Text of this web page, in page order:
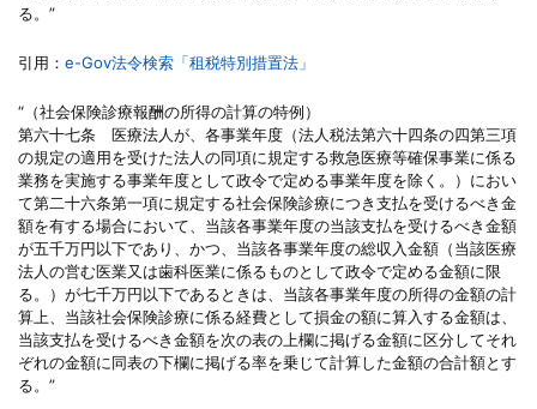
る。”
引用： e-Gov法令検索「租税特別措置法」
“（社会保険診療報酬の所得の計算の特例）
第六十七条 医療法人が、各事業年度（法人税法第六十四条の四第三項
の規定の適用を受けた法人の同項に規定する救急医療等確保事業に係る
業務を実施する事業年度として政令で定める事業年度を除く。）におい
て第二十六条第一項に規定する社会保険診療につき支払を受けるべき金
額を有する場合において、当該各事業年度の当該支払を受けるべき金額
が五千万円以下であり、かつ、当該各事業年度の総収入金額（当該医療
法人の営む医業又は歯科医業に係るものとして政令で定める金額に限
る。）が七千万円以下であるときは、当該各事業年度の所得の金額の計
算上、当該社会保険診療に係る経費として損金の額に算入する金額は、
当該支払を受けるべき金額を次の表の上欄に掲げる金額に区分してそれ
ぞれの金額に同表の下欄に掲げる率を乗じて計算した金額の合計額とす
る。”